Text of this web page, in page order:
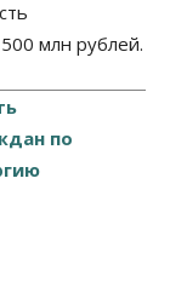
млн рублей.